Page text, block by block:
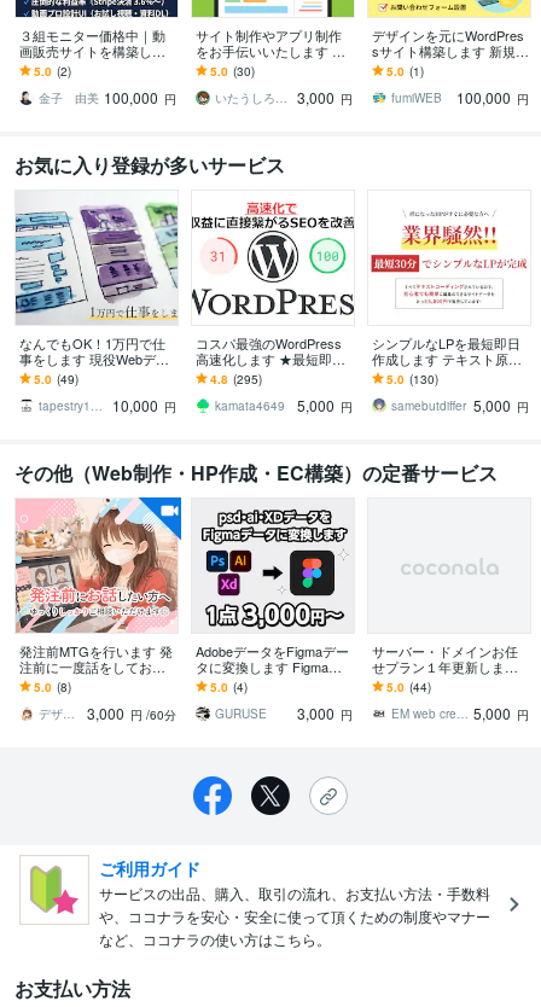
３組モニター価格中｜動
画販売サイトを構築しま
す プラットフォームへの
高額手数料を卒業し利益
を最大化します
5.0 (2)
金子 由美 100,000 円
サイト制作やアプリ制作
をお手伝いいたします デ
ザイン・コーディング・
プログラミングの悩み事
相談ください！
5.0 (30)
いたうしろ｜Desigh ＆ Web
3,000 円
デザインを元にWordPres
sサイト構築します 新規構
築・静的サイトのWordPr
ess化おまかせください！
5.0 (1)
fumiWEB
100,000 円
お気に入り登録が多いサービス
なんでもOK！1万円で仕
事をします 現役Webデザ
イナーが誠実に対応しま
す
5.0 (49)
tapestry1975
10,000 円
コスパ最強のWordPress
高速化します ★最短即日
★検索順位ＵＰ！★100点
実績★アクセス数ＵＰ！
★
4.8 (295)
kamata4649
5,000 円
シンプルなLPを最短即日
作成します テキスト原稿
を元にhtmlとcssだけでコ
ーディングします。
5.0 (130)
samebutdiffer 5,000 円
その他（Web制作・HP作成・EC構築）の定番サービス
発注前MTGを行います 発
注前に一度話をしておき
たい！という方の為のサ
ービスです
5.0 (8)
デザインとWEBマーケティング滝沢えり
3,000 円 /60分
AdobeデータをFigmaデー
タに変換します Figma移
行に困っている方、お任
せください！
5.0 (4)
GURUSE
3,000 円
サーバー・ドメインお任
せプラン１年更新します ※
当社のサーバー・ドメイ
ンお任せプラン利用者限
定
5.0 (44)
EM web create 5,000 円
ご利用ガイド
サービスの出品、購入、取引の流れ、お支払い方法・手数料
や、ココナラを安心・安全に使って頂くための制度やマナー
など、ココナラの使い方はこちら。
お支払い方法